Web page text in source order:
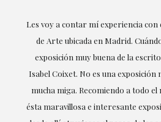
Excepcional. María me ha
la obtención de la obra y desde el
mis gustos y necesidades, la
profesionalidad han estado
destacando (por supuesto) el amor
que habla: el